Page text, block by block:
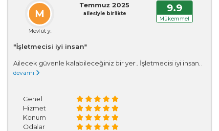
M
Mevlüt y.
Temmuz 2025
ailesiyle birlikte 9.9
Mükemmel
"İşletmecisi iyi insan"
Ailecek güvenle kalabileceğiniz bir yer.. İşletmecisi iyi insan..
devamı
Genel
Hizmet
Konum
Odalar